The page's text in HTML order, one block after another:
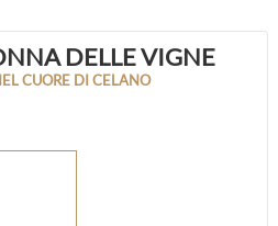
DELLE VIGNE
CUORE DI CELANO